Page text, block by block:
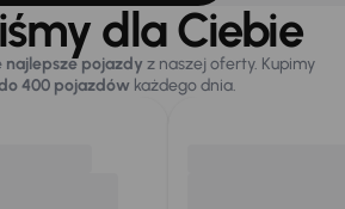
dla Ciebie
najlepsze pojazdy z naszej oferty. Kupimy
400 pojazdówkażdego dnia.